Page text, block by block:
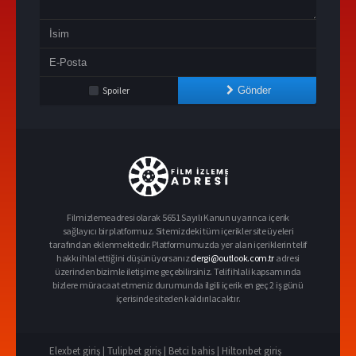
Spoiler Gönder
Filmizlemeadresi olarak 5651 Sayılı Kanun uyarınca içerik
sağlayıcı bir platformuz. Sitemizdeki tüm içerikler site üyeleri
tarafından eklenmektedir. Platformumuzda yer alan içeriklerin telif
hakkı ihlal ettiğini düşünüyorsanızdergi@outlook.com.tr adresi
üzerinden bizimle iletişime geçebilirsiniz. Telif ihlali kapsamında
bizlere müracaat etmeniz durumunda ilgili içerik en geç 2 iş günü
içerisinde siteden kaldırılacaktır.
Elexbet giriş | Tulipbet giriş | Betci bahis | Hiltonbet giriş